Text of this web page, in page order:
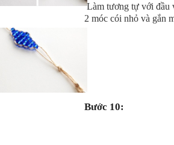
Làm tương tự với đầu
2 móc cói nhỏ và gắn
Bước 10: